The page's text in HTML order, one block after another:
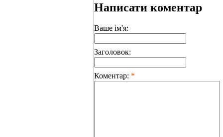
Написати коментар
Ваше ім'я:
Заголовок:
Коментар: *